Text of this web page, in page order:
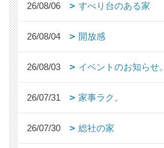
26/08/06 すべり台のある家
26/08/04 開放感
26/08/03 イベントのお知らせ。
26/07/31 家事ラク。
26/07/30 総社の家